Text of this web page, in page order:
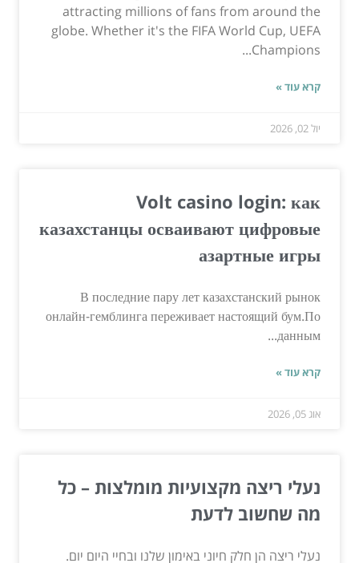
attracting millions of fans from around the
globe. Whether it's the FIFA World Cup, UEFA
Champions...
קרא עוד »
יול 02, 2026
Volt casino login: как
казахстанцы осваивают цифровые
азартные игры
В последние пару лет казахстанский рынок
онлайн-гемблинга переживает настоящий бум.По
данным...
קרא עוד »
אוג 05, 2026
נעלי ריצה מקצועיות מומלצות – כל
מה שחשוב לדעת
נעלי ריצה הן חלק חיוני באימון שלנו ובחיי היום יום.